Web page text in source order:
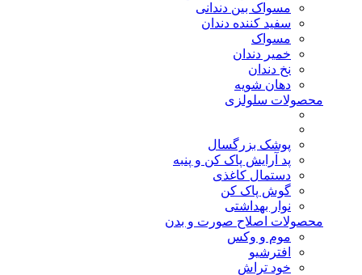
مسواک بین دندانی
سفید کننده دندان
مسواک
خمیر دندان
نخ دندان
دهان شویه
محصولات سلولزی
پوشک بزرگسال
پد آرایش پاک کن و پنبه
دستمال کاغذی
گوش پاک کن
نوار بهداشتی
محصولات اصلاح صورت و بدن
موم و وکس
افترشیو
خود تراش